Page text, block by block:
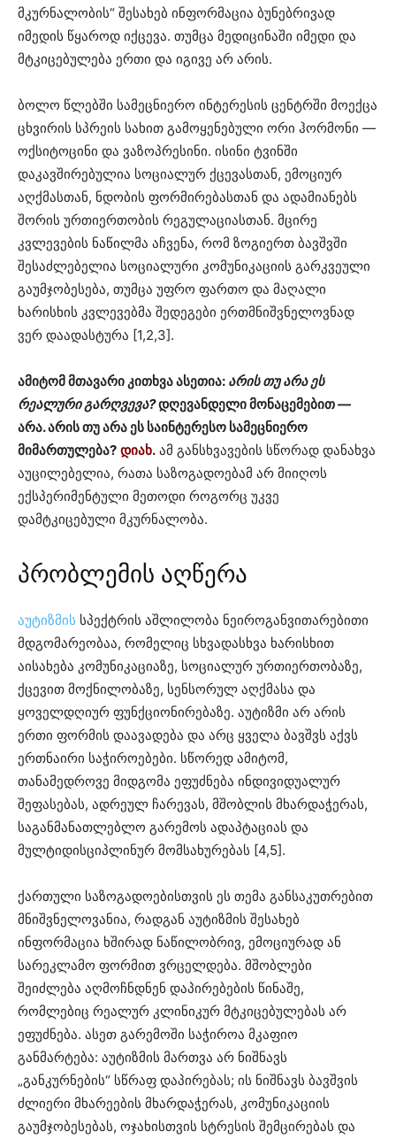
მკურნალობის“ შესახებ ინფორმაცია ბუნებრივად
იმედის წყაროდ იქცევა. თუმცა მედიცინაში იმედი და
მტკიცებულება ერთი და იგივე არ არის.
ბოლო წლებში სამეცნიერო ინტერესის ცენტრში მოექცა
ცხვირის სპრეის სახით გამოყენებული ორი ჰორმონი —
ოქსიტოცინი და ვაზოპრესინი. ისინი ტვინში
დაკავშირებულია სოციალურ ქცევასთან, ემოციურ
აღქმასთან, ნდობის ფორმირებასთან და ადამიანებს
შორის ურთიერთობის რეგულაციასთან. მცირე
კვლევების ნაწილმა აჩვენა, რომ ზოგიერთ ბავშვში
შესაძლებელია სოციალური კომუნიკაციის გარკვეული
გაუმჯობესება, თუმცა უფრო ფართო და მაღალი
ხარისხის კვლევებმა შედეგები ერთმნიშვნელოვნად
ვერ დაადასტურა [1,2,3].
ამიტომ მთავარი კითხვა ასეთია: არის თუ არა ეს
რეალური გარღვევა?დღევანდელი მონაცემებით —
არა. არის თუ არა ეს საინტერესო სამეცნიერო
მიმართულება? დიახ. ამ განსხვავების სწორად დანახვა
აუცილებელია, რათა საზოგადოებამ არ მიიღოს
ექსპერიმენტული მეთოდი როგორც უკვე
დამტკიცებული მკურნალობა.
პრობლემის აღწერა
აუტიზმის სპექტრის აშლილობა ნეიროგანვითარებითი
მდგომარეობაა, რომელიც სხვადასხვა ხარისხით
აისახება კომუნიკაციაზე, სოციალურ ურთიერთობაზე,
ქცევით მოქნილობაზე, სენსორულ აღქმასა და
ყოველდღიურ ფუნქციონირებაზე. აუტიზმი არ არის
ერთი ფორმის დაავადება და არც ყველა ბავშვს აქვს
ერთნაირი საჭიროებები. სწორედ ამიტომ,
თანამედროვე მიდგომა ეფუძნება ინდივიდუალურ
შეფასებას, ადრეულ ჩარევას, მშობლის მხარდაჭერას,
საგანმანათლებლო გარემოს ადაპტაციას და
მულტიდისციპლინურ მომსახურებას [4,5].
ქართული საზოგადოებისთვის ეს თემა განსაკუთრებით
მნიშვნელოვანია, რადგან აუტიზმის შესახებ
ინფორმაცია ხშირად ნაწილობრივ, ემოციურად ან
სარეკლამო ფორმით ვრცელდება. მშობლები
შეიძლება აღმოჩნდნენ დაპირებების წინაშე,
რომლებიც რეალურ კლინიკურ მტკიცებულებას არ
ეფუძნება. ასეთ გარემოში საჭიროა მკაფიო
განმარტება: აუტიზმის მართვა არ ნიშნავს
„განკურნების“ სწრაფ დაპირებას; ის ნიშნავს ბავშვის
ძლიერი მხარეების მხარდაჭერას, კომუნიკაციის
გაუმჯობესებას, ოჯახისთვის სტრესის შემცირებას და